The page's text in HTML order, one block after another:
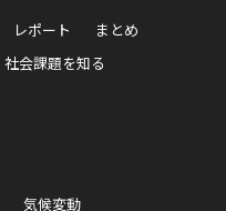
レポート
まとめ
社会課題を知る
気候変動